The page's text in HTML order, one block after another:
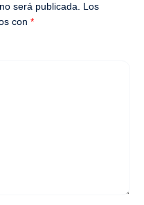
será publicada. Los
con *